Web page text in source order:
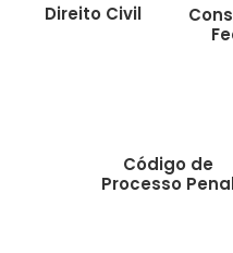
Direito Civil
Código de
Processo